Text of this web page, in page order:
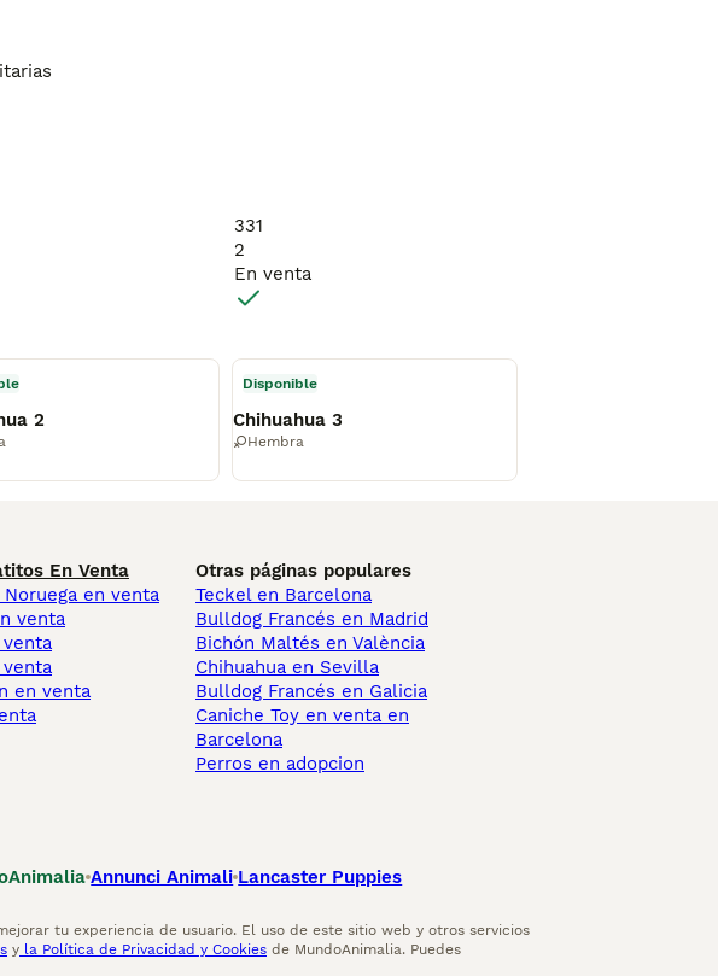
331
2
En venta
2
Disponible
Chihuahua 3
Hembra
En Venta
en venta
venta
venta
venta
en venta
Otras páginas populares
Teckel en Barcelona
Bulldog Francés en Madrid
Bichón Maltés en València
Chihuahua en Sevilla
Bulldog Francés en Galicia
Caniche Toy en venta en
Barcelona
Perros en adopcion
Annunci Animali Lancaster Puppies
tu experiencia de usuario. El uso de este sitio web y otros servicios
y la Política de Privacidad y Cookies de MundoAnimalia. Puedes